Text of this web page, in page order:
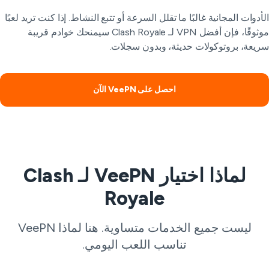
المجانية غالبًا ما تقلل السرعة أو تتبع النشاط. إذا كنت تريد لعبًا
موثوقًا، فإن أفضل VPN لـ Clash Royale سيمنحك خوادم قريبة
بروتوكولات حديثة، وبدون سجلات.
احصل على VeePN الآن
لماذا اختيار VeePN لـ Clash
Royale
ليست جميع الخدمات متساوية. هنا لماذا VeePN
تناسب اللعب اليومي.